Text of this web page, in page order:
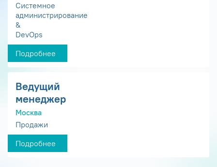
Системное
администрирование
&
DevOps
Подробнее
Ведущий
менеджер
Москва
Продажи
Подробнее